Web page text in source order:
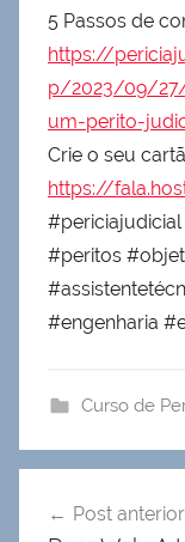
5 Passos de
https://
p/2023/09/
um-perito-
Crie o seu
https://
#peritos
#engenharia
Curso de
de
Post anterior